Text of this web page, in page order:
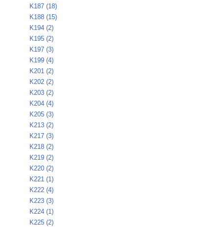
K187 (18)
K188 (15)
K194 (2)
K195 (2)
K197 (3)
K199 (4)
K201 (2)
K202 (2)
K203 (2)
K204 (4)
K205 (3)
K213 (2)
K217 (3)
K218 (2)
K219 (2)
K220 (2)
K221 (1)
K222 (4)
K223 (3)
K224 (1)
K225 (2)